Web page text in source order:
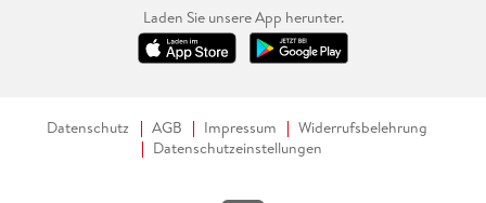
Laden Sie unsere App herunter.
Datenschutz AGB Impressum
Widerrufsbelehrung
Datenschutzeinstellungen